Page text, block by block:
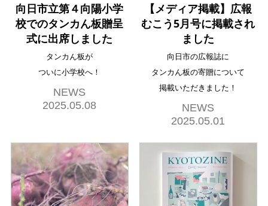
向日市立第４向陽小学
校でのタンカん板贈呈
式に出席しました
タンカん板が
ついに小学校へ！
NEWS
2025.05.08
【メディア掲載】広報
むこう5月号に掲載され
ました
向日市の広報誌に
タンカん板の寄贈について
掲載いただきました！
NEWS
2025.05.01